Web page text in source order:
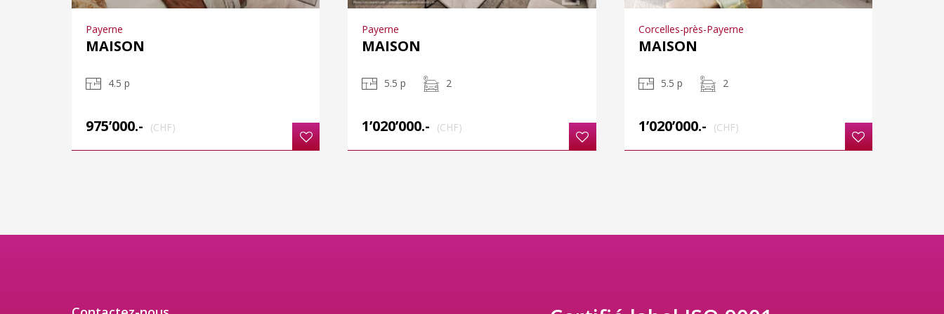
Payerne
MAISON
4.5 p
975’000.- (CHF)
Payerne
MAISON
5.5 p 2
1’020’000.- (CHF)
Corcelles-près-Payerne
MAISON
5.5 p 2
1’020’000.- (CHF)